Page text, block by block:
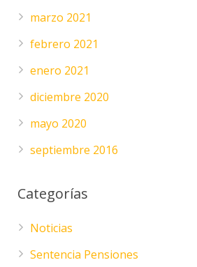
marzo 2021
febrero 2021
enero 2021
diciembre 2020
mayo 2020
septiembre 2016
Categorías
Noticias
Sentencia Pensiones